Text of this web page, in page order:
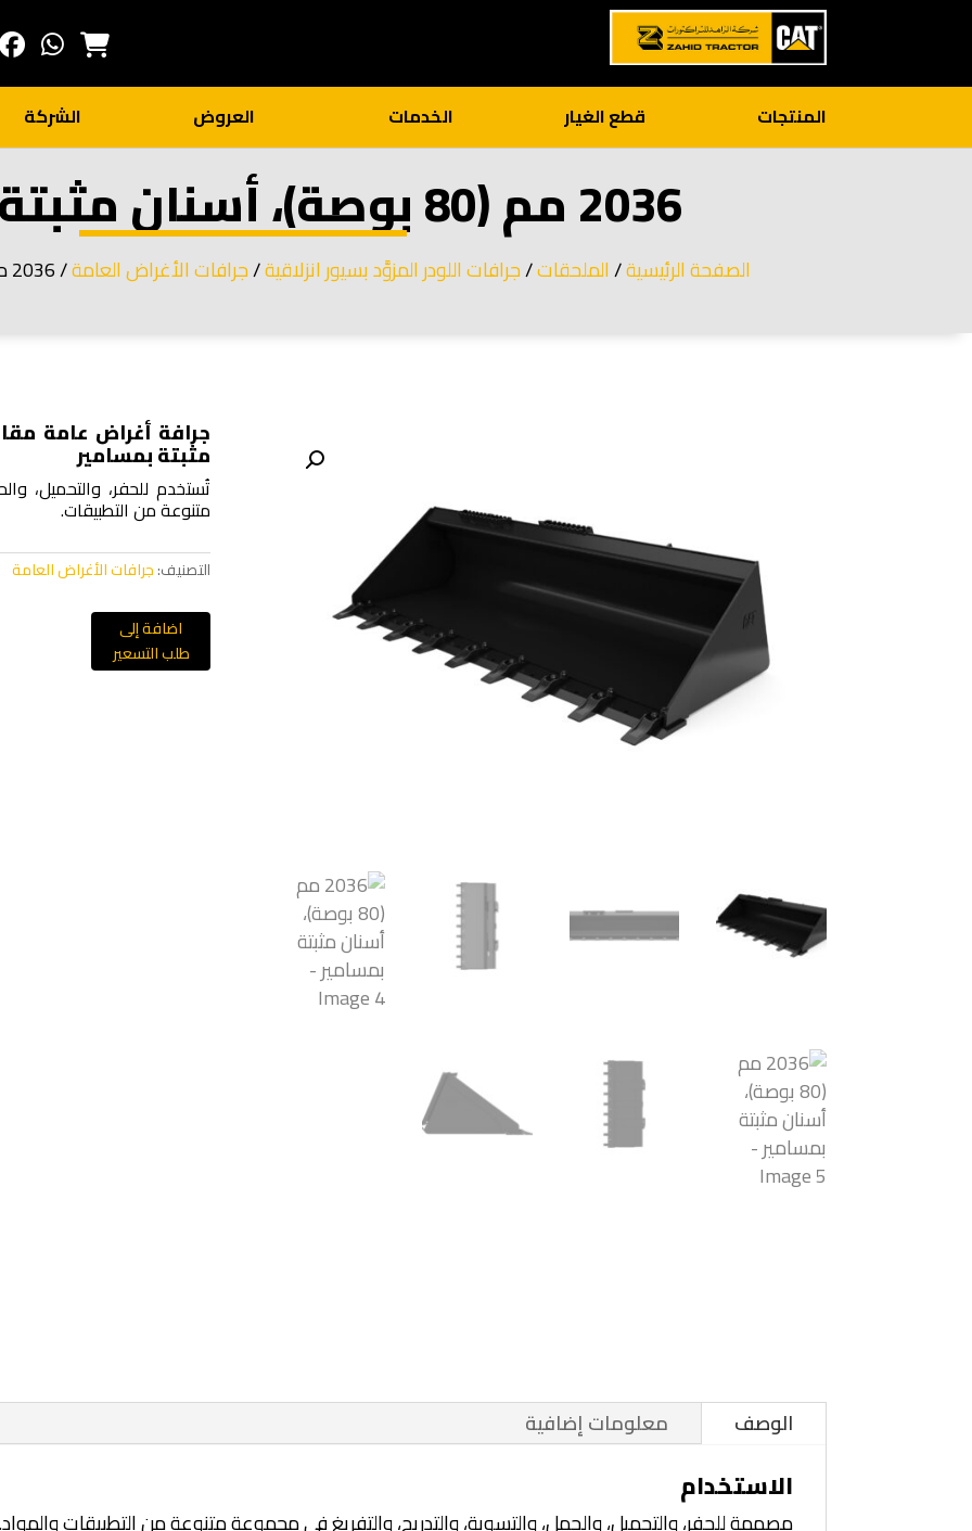
المنتجات قطع الغيار الخدمات العروض الشركة
2036 مم (80 بوصة)، أسنان مثبتة بمسامير
الصفحة الرئيسية/الملحقات/جرافات اللودر المزوَّد بسيور انزلاقية/جرافات الأغراض العامة/ 2036 مم (80 بوصة)، أسنان مثبتة بمسامير
مثبتة بمسامير
تُستخدم للحفر، والتحميل،
متنوعة من التطبيقات.
التصنيف:جرافات الأغراض العامة
اضافة إلى
طلب التسعير
الوصف معلومات إضافية
الاستخدام
مصممة للحفر، والتحميل، والحمل، والتسوية، والتدريج، والتفريغ في مجموعة متنوعة من التطبيقات